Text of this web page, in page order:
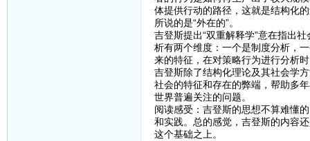
体提供行动的路径，这就是结构化
所说的是“外在的”。
吉登斯提出“双重解释学”意在指出
析有两个维度：一个是制度分析，
来的特征，在对策略行为进行分析
吉登斯除了结构化理论及其社会学
社会的特征和存在的弊端，帮助多
世界普遍关注的问题。
阅读感受：吉登斯的思想不算难懂
和实践。总的感觉，吉登斯的内容
这个基础之上。